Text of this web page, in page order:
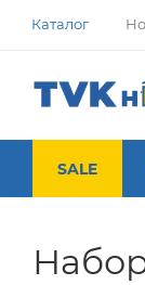
Каталог
SALE